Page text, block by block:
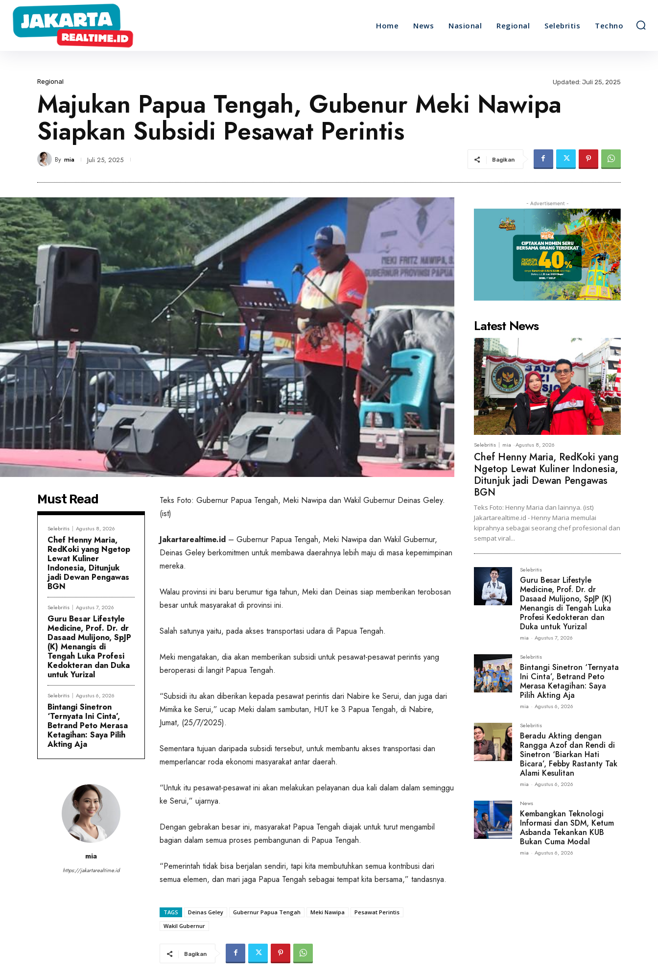
Home News Nasional Regional Selebritis Techno
Regional Updated: Juli 25, 2025
Majukan Papua Tengah, Gubenur Meki Nawipa
Siapkan Subsidi Pesawat Perintis
By mia Juli 25, 2025 Bagikan
Must Read
Selebritis Agustus 8, 2026
Chef Henny Maria,
RedKoki yang Ngetop
Lewat Kuliner
Indonesia, Ditunjuk
jadi Dewan Pengawas
BGN
Selebritis Agustus 7, 2026
Guru Besar Lifestyle
Medicine, Prof. Dr. dr
Dasaad Mulijono, SpJP
(K) Menangis di
Tengah Luka Profesi
Kedokteran dan Duka
untuk Yurizal
Selebritis Agustus 6, 2026
Bintangi Sinetron
‘Ternyata Ini Cinta’,
Betrand Peto Merasa
Ketagihan: Saya Pilih
Akting Aja
mia
https://jakartarealtime.id
Teks Foto: Gubernur Papua Tengah, Meki Nawipa dan Wakil Gubernur Deinas Geley.
(ist)
Jakartarealtime.id – Gubernur Papua Tengah, Meki Nawipa dan Wakil Gubernur,
Deinas Geley berkomitmen untuk membawa daerahnya lebih maju di masa kepemimpinan
mereka.
Walau provinsi ini baru berumur tiga tahun, Meki dan Deinas siap memberikan terobosan
besar untuk masyarakat di provinsi ini.
Salah satunya yaitu, pada akses transportasi udara di Papua Tengah.
Meki mengatakan, dia akan memberikan subsidi untuk pesawat-pesawat perintis yang
beroperasi di langit Papua Tengah.
“Subsidi itu akan diberikan kepada pesawat perintis dari Nabire ke Serui, dan juga dari
Mimika ke Serui,” ucap Meki dalam sambutan, HUT ke 3 Papua Tengah, di Nabire,
Jumat, (25/7/2025).
Sementara tujuan daripada subsidi tersebut, untuk membantu akses transportasi dan
memperlancar roda ekonomi masyarakat antar daerah.
“Untuk itu pesawat-pesawat ini akan melakukan pelayanan dua kali dalam dalam seminggu
ke Serui,” ujarnya.
Dengan gebrakan besar ini, masyarakat Papua Tengah diajak untuk turut mengambil
bagian dalam semua proses pembangunan di Papua Tengah.
“Pemerintah tidak bisa berjalan sendiri, tapi kita membutuhkan semua kontribusi dari
semua elemen, dan mari jaga Papua Tengah sebagai tempat kita bersama,” tandasnya.
TAGS Deinas Geley Gubernur Papua Tengah Meki Nawipa
Pesawat Perintis
Wakil Gubernur
Bagikan
- Advertisement -
Latest News
Selebritis mia -Agustus 8, 2026
Chef Henny Maria, RedKoki yang
Ngetop Lewat Kuliner Indonesia,
Ditunjuk jadi Dewan Pengawas
BGN
Teks Foto: Henny Maria dan lainnya. (ist)
Jakartarealtime.id - Henny Maria memulai
kiprahnya sebagai seorang chef profesional dan
sempat viral...
Selebritis
Guru Besar Lifestyle
Medicine, Prof. Dr. dr
Dasaad Mulijono, SpJP (K)
Menangis di Tengah Luka
Profesi Kedokteran dan
Duka untuk Yurizal
mia - Agustus 7, 2026
Selebritis
Bintangi Sinetron ‘Ternyata
Ini Cinta’, Betrand Peto
Merasa Ketagihan: Saya
Pilih Akting Aja
mia - Agustus 6, 2026
Selebritis
Beradu Akting dengan
Rangga Azof dan Rendi di
Sinetron ‘Biarkan Hati
Bicara’, Febby Rastanty Tak
Alami Kesulitan
mia - Agustus 6, 2026
News
Kembangkan Teknologi
Informasi dan SDM, Ketum
Asbanda Tekankan KUB
Bukan Cuma Modal
mia - Agustus 6, 2026